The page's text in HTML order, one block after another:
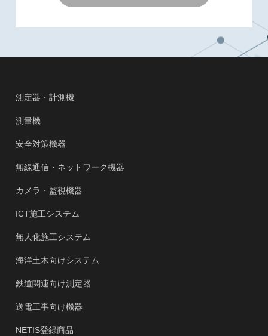
測定器・計測機
測量機
安全対策機器
無線通信・ネットワーク機器
カメラ・監視機器
ICT施工システム
無人化施工システム
海洋土木向けシステム
鉄道関連向け測定器
送電工事向け機器
NETIS登録商品